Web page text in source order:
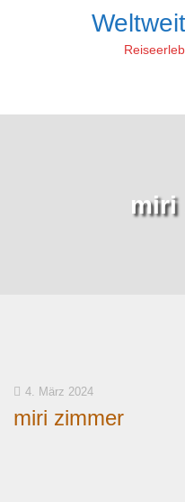
miri
4. März 2024
miri zimmer